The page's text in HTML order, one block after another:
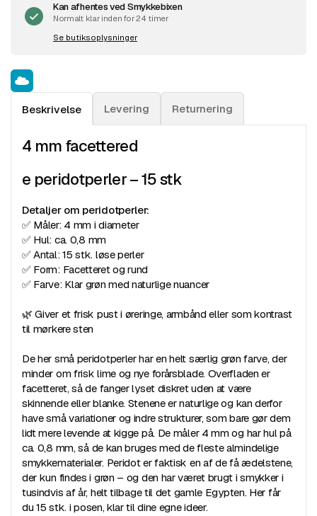
Kan afhentes vedSmykkebixen
Normalt klar inden for 24 timer
Se butiksoplysninger
Beskrivelse Levering Returnering
4 mm facettered
e peridotperler – 15 stk
Detaljer om peridotperler:
✅ Måler: 4 mm i diameter
✅ Hul: ca. 0,8 mm
✅ Antal: 15 stk. løse perler
✅ Form: Facetteret og rund
✅ Farve: Klar grøn med naturlige nuancer
🌿 Giver et frisk pust i øreringe, armbånd eller som kontrast
til mørkere sten
De her små peridotperler har en helt særlig grøn farve, der
minder om frisk lime og nye forårsblade. Overfladen er
facetteret, så de fanger lyset diskret uden at være
skinnende eller blanke. Stenene er naturlige og kan derfor
have små variationer og indre strukturer, som bare gør dem
lidt mere levende at kigge på. De måler 4 mm og har hul på
ca. 0,8 mm, så de kan bruges med de fleste almindelige
smykkematerialer. Peridot er faktisk en af de få ædelstene,
der kun findes i grøn – og den har været brugt i smykker i
tusindvis af år, helt tilbage til det gamle Egypten. Her får
du 15 stk. i posen, klar til dine egne ideer.